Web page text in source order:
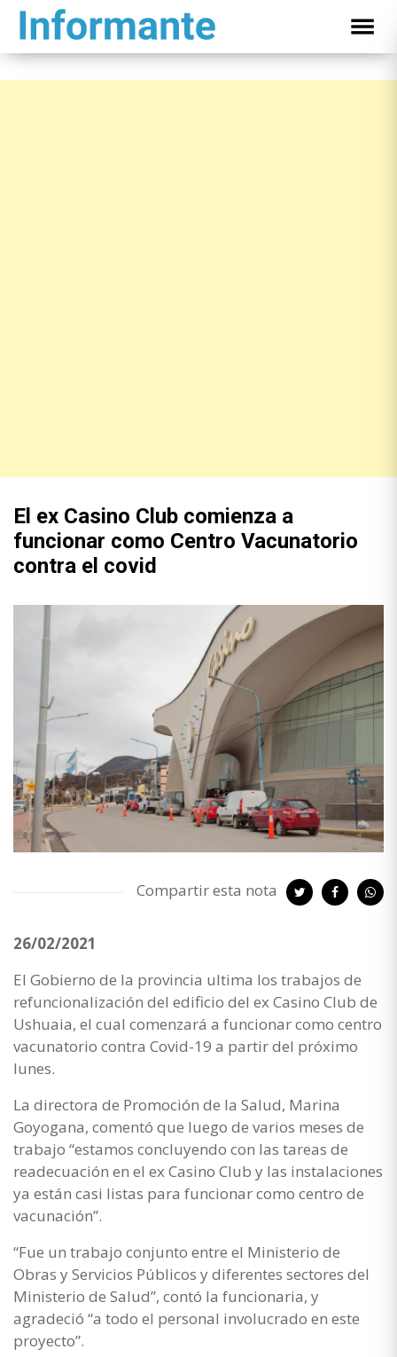
El ex Casino Club comienza a
funcionar como Centro Vacunatorio
contra el covid
Compartir esta nota
26/02/2021
El Gobierno de la provincia ultima los trabajos de
refuncionalización del edificio del ex Casino Club de
Ushuaia, el cual comenzará a funcionar como centro
vacunatorio contra Covid-19 a partir del próximo
lunes.
La directora de Promoción de la Salud, Marina
Goyogana, comentó que luego de varios meses de
trabajo “estamos concluyendo con las tareas de
readecuación en el ex Casino Club y las instalaciones
ya están casi listas para funcionar como centro de
vacunación”.
“Fue un trabajo conjunto entre el Ministerio de
Obras y Servicios Públicos y diferentes sectores del
Ministerio de Salud”, contó la funcionaria, y
agradeció “a todo el personal involucrado en este
proyecto”.